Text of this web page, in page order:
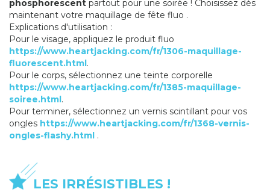
phosphorescent partout pour une soirée ! Choisissez dès
maintenant votre maquillage de fête fluo .
Explications d'utilisation :
Pour le visage, appliquez le produit fluo
https://www.heartjacking.com/fr/1306-maquillage-
fluorescent.html.
Pour le corps, sélectionnez une teinte corporelle
https://www.heartjacking.com/fr/1385-maquillage-
soiree.html.
Pour terminer, sélectionnez un vernis scintillant pour vos
ongles https://www.heartjacking.com/fr/1368-vernis-
ongles-flashy.html .
LES IRRÉSISTIBLES !